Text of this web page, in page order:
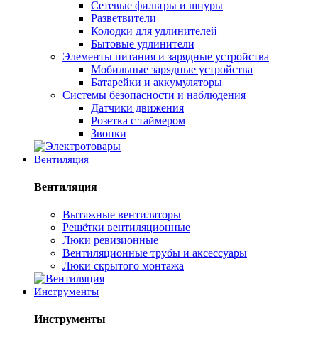
Сетевые фильтры и шнуры
Разветвители
Колодки для удлинителей
Бытовые удлинители
Элементы питания и зарядные устройства
Мобильные зарядные устройства
Батарейки и аккумуляторы
Системы безопасности и наблюдения
Датчики движения
Розетка с таймером
Звонки
Вентиляция
Вентиляция
Вытяжные вентиляторы
Решётки вентиляционные
Люки ревизионные
Вентиляционные трубы и аксессуары
Люки скрытого монтажа
Инструменты
Инструменты